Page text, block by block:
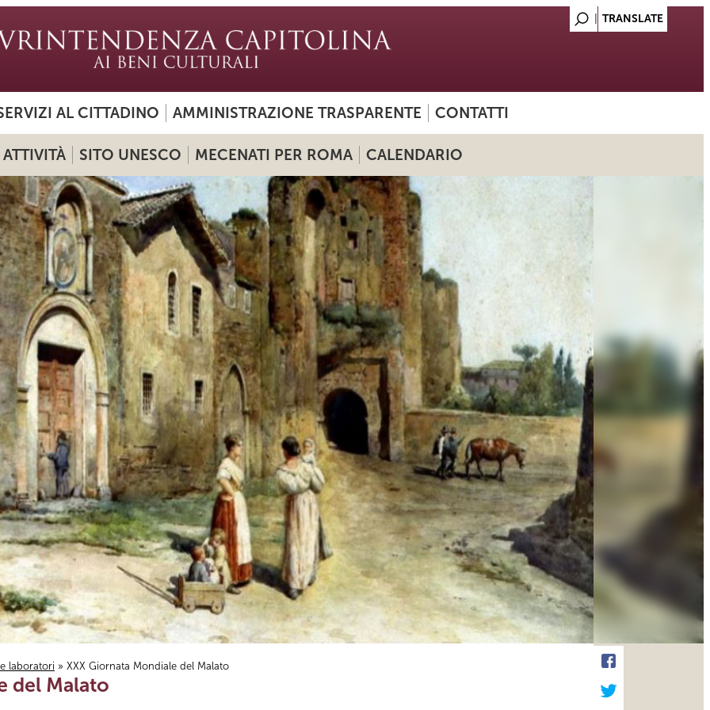
AL CITTADINO AMMINISTRAZIONE TRASPARENTE CONTATTI
ATTIVITÀ SITO UNESCO MECENATI PER ROMA CALENDARIO
laboratori » XXX Giornata Mondiale del Malato
del Malato